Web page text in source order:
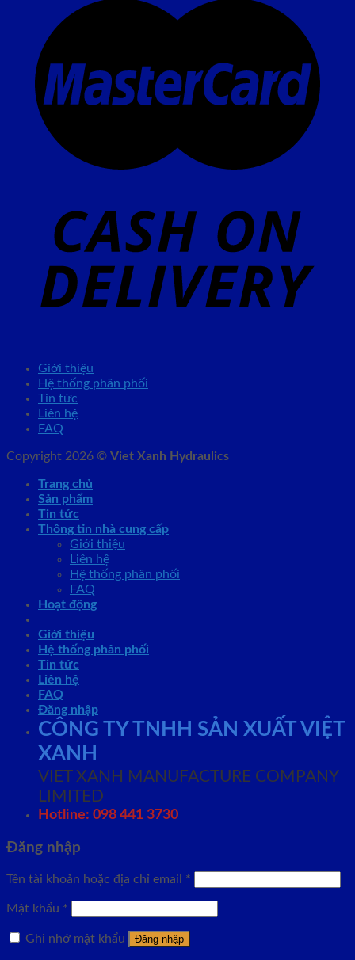
Giới thiệu
Hệ thống phân phối
Tin tức
Liên hệ
FAQ
Copyright 2026 © Viet Xanh Hydraulics
Trang chủ
Sản phẩm
Tin tức
Thông tin nhà cung cấp
Giới thiệu
Liên hệ
Hệ thống phân phối
FAQ
Hoạt động
Giới thiệu
Hệ thống phân phối
Tin tức
Liên hệ
FAQ
Đăng nhập
CÔNG TY TNHH SẢN XUẤT VIỆT
XANH
VIET XANH MANUFACTURE COMPANY
LIMITED
Hotline: 098 441 3730
Đăng nhập
Tên tài khoản hoặc địa chỉ email *
Mật khẩu *
Ghi nhớ mật khẩu Đăng nhập